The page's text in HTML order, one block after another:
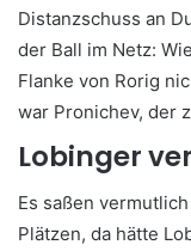
Distanzschuss an
der Ball im Netz:
Flanke von Rorig
war Pronichev, der
Lobinger
Es saßen
Plätzen, da hätte